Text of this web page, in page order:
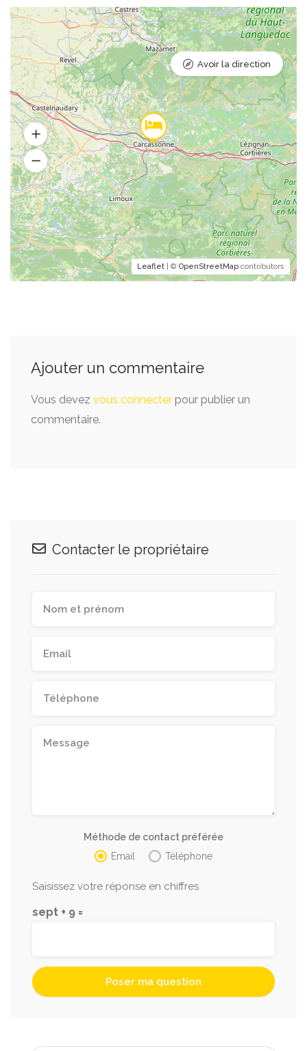
Leaflet | © OpenStreetMap contributors
Avoir la direction
Ajouter un commentaire
Vous devez vous connecter pour publier un
commentaire.
Contacter le propriétaire
Méthode de contact préférée
Email
Téléphone
Saisissez votre réponse en chiffres
sept + 9 =